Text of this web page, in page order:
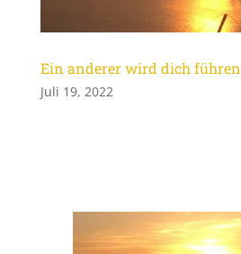
Ein anderer wird dich führen
Juli 19, 2022